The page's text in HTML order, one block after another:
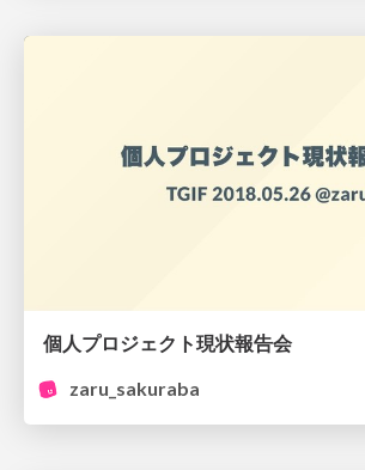
個人プロジェクト現状報告会
zaru_sakuraba